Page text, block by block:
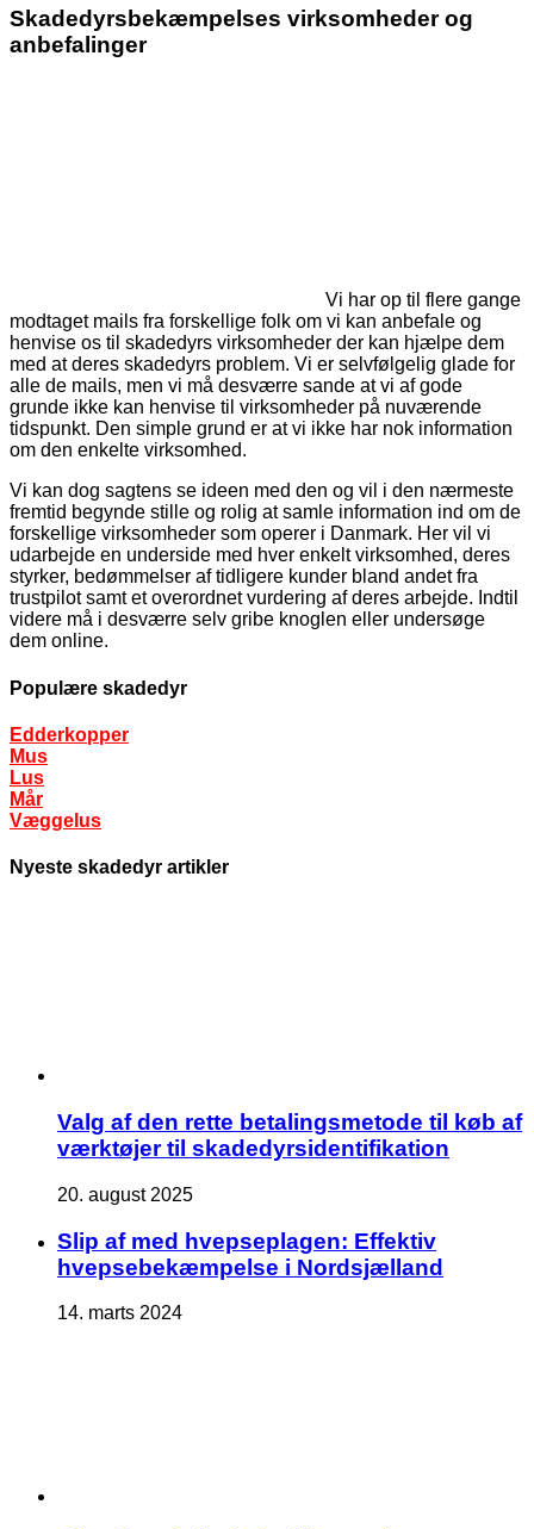
Skadedyrsbekæmpelses virksomheder og
anbefalinger
Vi har op til flere gange
modtaget mails fra forskellige folk om vi kan anbefale og
henvise os til skadedyrs virksomheder der kan hjælpe dem
med at deres skadedyrs problem. Vi er selvfølgelig glade for
alle de mails, men vi må desværre sande at vi af gode
grunde ikke kan henvise til virksomheder på nuværende
tidspunkt. Den simple grund er at vi ikke har nok information
om den enkelte virksomhed.
Vi kan dog sagtens se ideen med den og vil i den nærmeste
fremtid begynde stille og rolig at samle information ind om de
forskellige virksomheder som operer i Danmark. Her vil vi
udarbejde en underside med hver enkelt virksomhed, deres
styrker, bedømmelser af tidligere kunder bland andet fra
trustpilot samt et overordnet vurdering af deres arbejde. Indtil
videre må i desværre selv gribe knoglen eller undersøge
dem online.
Populære skadedyr
Edderkopper
Mus
Lus
Mår
Væggelus
Nyeste skadedyr artikler
Valg af den rette betalingsmetode til køb af
værktøjer til skadedyrsidentifikation
20. august 2025
Slip af med hvepseplagen: Effektiv
hvepsebekæmpelse i Nordsjælland
14. marts 2024